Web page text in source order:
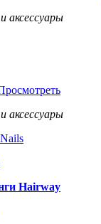
аксессуары
аксессуары
Hairway